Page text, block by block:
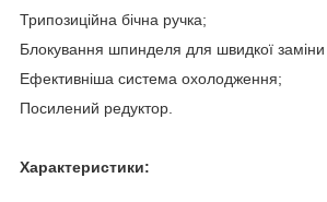
Трипозиційна бічна ручка;
Блокування шпинделя для швидкої заміни
Ефективніша система охолодження;
Посилений редуктор.
Характеристики: